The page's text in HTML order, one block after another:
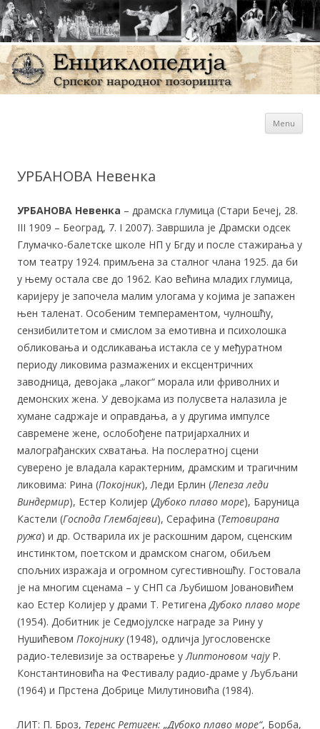
Енциклопедија СрпскогMenu
УРБАНОВА Невенка
УРБАНОВА Невенка – драмска глумица (Стари Бечеј, 28.
III 1909 – Београд, 7. I 2007). Завршила је Драмски одсек
Глумачко-балетске школе НП у Бгду и после стажирања у
том театру 1924. примљена за сталног члана 1925. да би
у њему остала све до 1962. Као већина младих глумица,
каријеру је започела малим улогама у којима је запажен
њен таленат. Особеним темпераментом, чулношћу,
сензибилитетом и смислом за емотивна и психолошка
обликовања и одсликавања истакла се у међуратном
периоду ликовима размажених и ексцентричних
заводница, девојака „лаког“ морала или фриволних и
демонских жена. У девојкама из полусвета налазила је
хумане садржаје и оправдања, а у другима импулсе
савремене жене, ослобођене патријархалних и
малограђанских схватања. На послератној сцени
суверено је владала карактерним, драмским и трагичним
ликовима: Рина (Покојник), Леди Ерлин (Лепеза леди
Виндермир), Естер Колијер (Дубоко плаво море), Баруница
Кастели (Господа Глембајеви), Серафина (Тетовирана
ружа) и др. Остварила их је раскошним даром, сценским
инстинктом, поетском и драмском снагом, обиљем
спољних изражаја и огромном сугестивношћу. Гостовала
је на многим сценама – у СНП са Љубишом Јовановићем
као Естер Колијер у драми Т. РетигенаДубоко плаво море
(1954). Добитник је Седмојулске награде за Рину у
Нушићевом Покојнику(1948), одличја Југословенске
радио-телевизије за остварење уЛиптоновом чајуР.
Константиновића на Фестивалу радио-драме у Љубљани
(1964) и Прстена Добрице Милутиновића (1984).
ЛИТ: П. Броз, Теренс Ретиген: „Дубоко плаво море“, Борба,